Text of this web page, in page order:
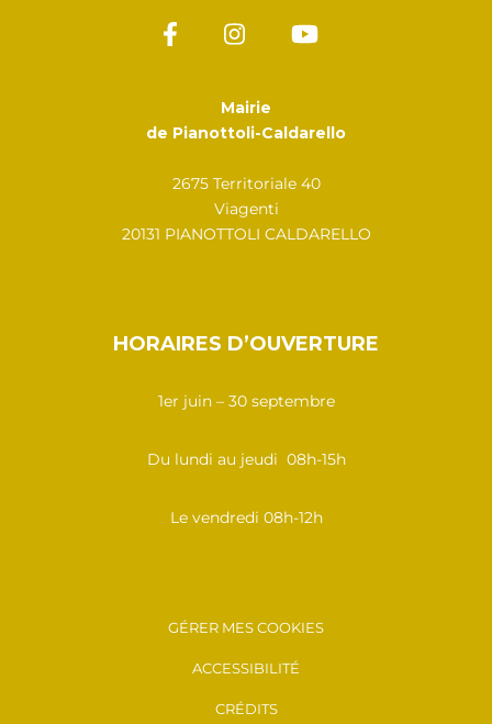
Mairie
de Pianottoli-Caldarello
2675 Territoriale 40
Viagenti
20131 PIANOTTOLI CALDARELLO
HORAIRES D’OUVERTURE
1er juin – 30 septembre
Du lundi au jeudi 08h-15h
Le vendredi 08h-12h
GÉRER MES COOKIES
ACCESSIBILITÉ
CRÉDITS